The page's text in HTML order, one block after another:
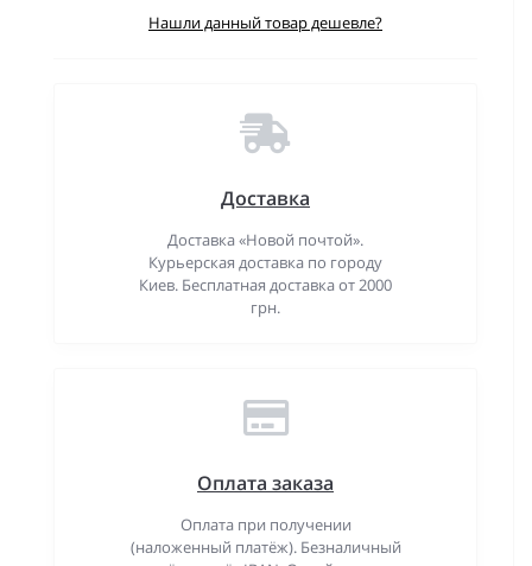
Нашли данный товар дешевле?
Доставка
Доставка «Новой почтой».
Курьерская доставка по городу
Киев. Бесплатная доставка от 2000
грн.
Оплата заказа
Оплата при получении
(наложенный платёж). Безналичный